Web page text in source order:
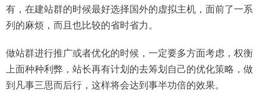
有，在建站群的时候最好选择国外的虚拟主机，面前了一系
列的麻烦，而且也比较的省时省力。
做站群进行推广或者优化的时候，一定要多方面考虑，权衡
上面种种利弊，站长再有计划的去筹划自己的优化策略，做
到凡事三思而后行，这样将会达到事半功倍的效果。